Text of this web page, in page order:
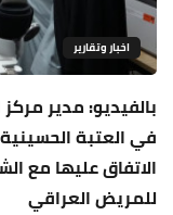
اخبار وتقارير
بالفيديو: مدير
في العتبة
الاتفاق عليها مع
للمريض العراقي